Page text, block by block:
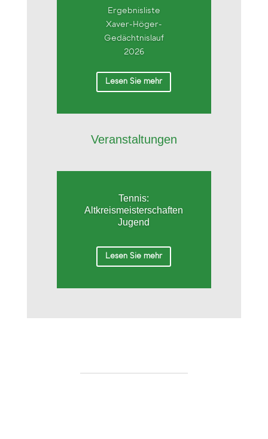
Ergebnisliste
Xaver-Höger-
Gedächtnislauf
2026
Lesen Sie mehr
Veranstaltungen
Tennis:
Altkreismeisterschaften
Jugend
Lesen Sie mehr